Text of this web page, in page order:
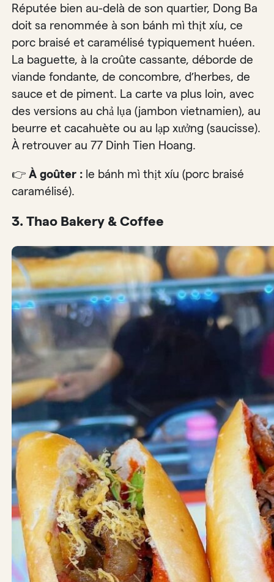
Réputée bien au-delà de son quartier, Dong Ba
doit sa renommée à son bánh mì thịt xíu, ce
porc braisé et caramélisé typiquement huéen.
La baguette, à la croûte cassante, déborde de
viande fondante, de concombre, d’herbes, de
sauce et de piment. La carte va plus loin, avec
des versions au chả lụa (jambon vietnamien), au
beurre et cacahuète ou au lạp xưởng (saucisse).
À retrouver au 77 Dinh Tien Hoang.
👉À goûter : le bánh mì thịt xíu (porc braisé
caramélisé).
3. Thao Bakery & Coffee